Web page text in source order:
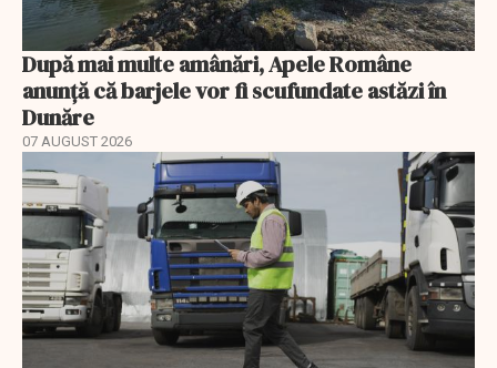
După mai multe amânări, Apele Române
anunță că barjele vor fi scufundate astăzi în
Dunăre
07 AUGUST 2026